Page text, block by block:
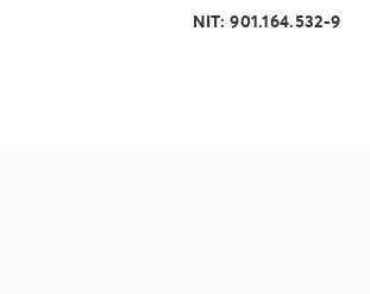
NIT:901.164.532-9